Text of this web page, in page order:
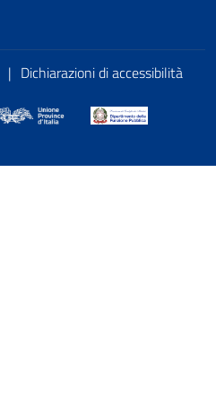
| Dichiarazioni di accessibilità